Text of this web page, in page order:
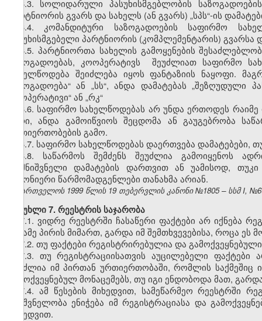
6.3. სოლიდარული პასუხისმგებლობის
პარტნიორის გვარს და სახელს (ან გვარს) „სპს“-ის
6.4. კომანდიტური საზოგადოების საფირმო
პასუხისმგებელი პარტნიორის (კომპლემენტარის) გვარსა
6.5. პარტნიორთა სახელის გამოყენების
საზოგადოებას, კოოპერატივს შეუძლიათ საფირმო
სახელწოდება შეიძლება იყოს ფანტაზიის ნაყოფი.
საზოგადოება“ ან „სს“, ანდა დამატებას „შეზღუდული
კოოპერატივი“ ან „რკ“
6.6. საფირმო სახელწოდებას არ უნდა ერთოდეს რაიმე
პირი, ანდა გამოიწვიოს შეცდომა ან გაუგებრობა
ურთიერთობების გამო.
6.7. საფირმო სახელწოდებას დაერთვება დამატებები,
6.8. საწარმოს შემძენს შეუძლია გამოიყენოს
აღმნიშვნელი დამატების დართვით ან უამისოდ,
კანონიერი წარმომადგენლები თანახმა არიან.
საქართველოს 1999 წლის 19 თებერვლის კანონი №1805 – სსმ I,
მუხლი 7. რეესტრის საჯარობა
7.1. ვიდრე რეესტრში ჩასაწერი ფაქტები არ იქნება
მესამე პირის მიმართ, გარდა იმ შემთხვევებისა, როცა
7.2. თუ ფაქტები რეგისტრირებულია და
7.3. თუ რეგისტრაციისათვის აუცილებელი ფაქტები
შეუძლია იმ პირთან ურთიერთობაში, რომლის
გამოქვეყნებულ მონაცემებს, თუ იგი ენდობოდა მათ,
7.4. ამ წესების მიხედვით, სამეწარმეო რეესტრში
მნიშვნელობა ენიჭება იმ რეგისტრაციასა და
მიხედვით.